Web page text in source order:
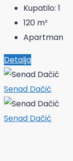
Kupatilo: 1
120 m²
Apartman
Detalja
Senad Dačić
Senad Dačić